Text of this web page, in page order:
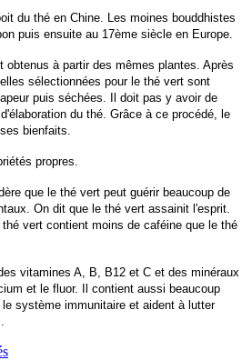
du thé en Chine. Les moines bouddhistes
puis ensuite au 17ème siècle en Europe.
obtenus à partir des mêmes plantes. Après
sélectionnées pour le thé vert sont
puis séchées. Il doit pas y avoir de
du thé. Grâce à ce procédé, le
bienfaits.
propres.
que le thé vert peut guérir beaucoup de
On dit que le thé vert assainit l'esprit.
vert contient moins de caféine que le thé
vitamines A, B, B12 et C et des minéraux
et le fluor. Il contient aussi beaucoup
système immunitaire et aident à lutter